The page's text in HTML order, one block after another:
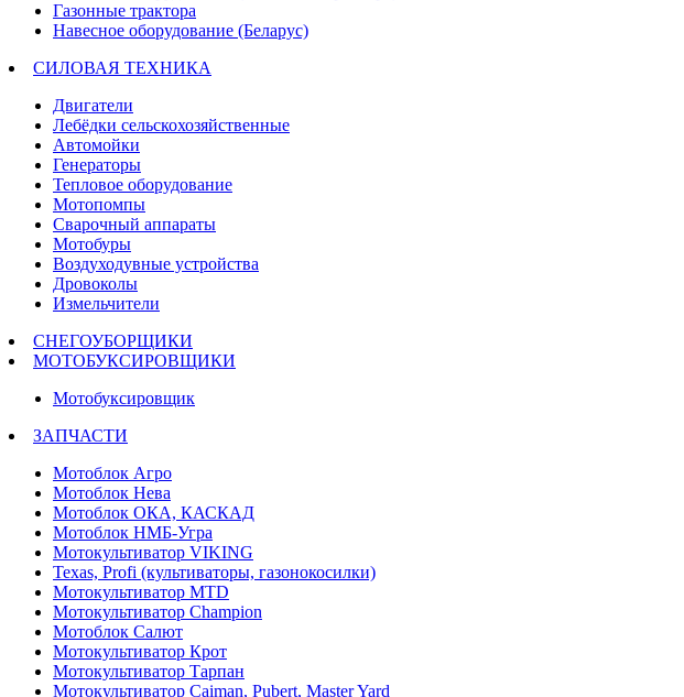
Газонные трактора
Навесное оборудование (Беларус)
СИЛОВАЯ ТЕХНИКА
Двигатели
Лебёдки сельскохозяйственные
Автомойки
Генераторы
Тепловое оборудование
Мотопомпы
Сварочный аппараты
Мотобуры
Воздуходувные устройства
Дровоколы
Измельчители
СНЕГОУБОРЩИКИ
МОТОБУКСИРОВЩИКИ
Мотобуксировщик
ЗАПЧАСТИ
Мотоблок Агро
Мотоблок Нева
Мотоблок ОКА, КАСКАД
Мотоблок НМБ-Угра
Мотокультиватор VIKING
Texas, Profi (культиваторы, газонокосилки)
Мотокультиватор MTD
Мотокультиватор Champion
Мотоблок Салют
Мотокультиватор Крот
Мотокультиватор Тарпан
Мотокультиватор Caiman, Pubert, Master Yard